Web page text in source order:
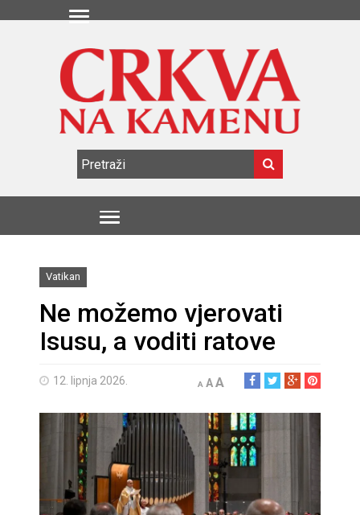
Vatikan
Ne možemo vjerovati
Isusu, a voditi ratove
12. lipnja 2026. A AA